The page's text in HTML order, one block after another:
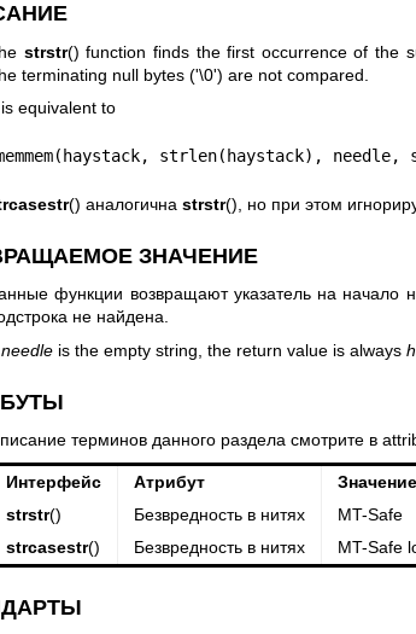
strstr() function finds the first occurrence of the
terminating null bytes ('\0') are not compared.
equivalent to
strlen(haystack),
() аналогична strstr(), но при этом
ЗНАЧЕНИЕ
функции возвращают указатель на начало
не найдена.
needleis the empty string, the return value is always
терминов данного раздела смотрите в
Интерфейс Атрибут
Значение
strstr() Безвредность в нитях
MT-Safe
strcasestr() Безвредность в нитях MT-Safe